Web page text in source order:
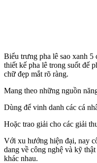
Biểu trưng pha lê sao xanh
thiết kế pha lê trong suốt đế
chữ đẹp mắt rõ ràng.
Mang theo những nguồn
Dùng để vinh danh các cá
Hoặc trao giải cho các giải
Với xu hướng hiện đại, nay
dang về công nghệ và kỹ
khác nhau.